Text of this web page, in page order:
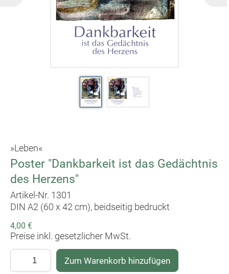
»Leben«
Poster "Dankbarkeit ist das Gedächtnis
des Herzens"
Artikel-Nr. 1301
DIN A2 (60 x 42 cm), beidseitig bedruckt
4,00 €
Preise inkl. gesetzlicher MwSt.
Zum Warenkorb hinzufügen